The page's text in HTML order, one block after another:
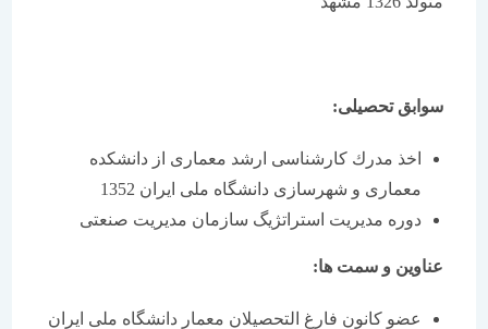
سوابق تحصیلی:
اخذ مدرك كارشناسی ارشد معماری از دانشكده
معماری و شهرسازی دانشگاه ملی ایران 1352
دوره مدیریت استراتژیگ سازمان مدیریت صنعتی
عناوین و سمت ها:
عضو كانون فارغ التحصیلان معمار دانشگاه ملی ایران